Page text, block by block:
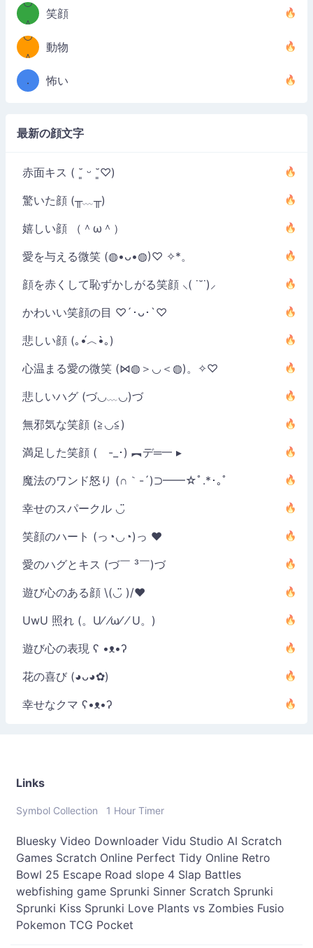
＾
笑顔
º◡º
＾
❁)
動物
（／
．
怖い
最新の顔文字
赤面キス ( ˘͈ ᵕ ˘͈♡)
驚いた顔 (╥﹏╥)
嬉しい顔 （＾ω＾）
愛を与える微笑 (◍•ᴗ•◍)♡ ✧*。
顔を赤くして恥ずかしがる笑顔 ⸜( ˙˘˙)⸝
かわいい笑顔の目 ♡´･ᴗ･`♡
悲しい顔 (｡•́︿•̀｡)
心温まる愛の微笑 (⋈◍＞◡＜◍)。✧♡
悲しいハグ (づ◡﹏◡)づ
無邪気な笑顔 (≧◡≦)
満足した笑顔 ( -_･) ︻デ═一 ▸
魔法のワンド怒り (∩｀-´)⊃━━☆ﾟ.*･｡ﾟ
幸せのスパークル ◡̈
笑顔のハート (っ◔◡◔)っ ♥
愛のハグとキス (づ￣ ³￣)づ
遊び心のある顔 \(◡̈ )/♥︎
UwU 照れ (。U⁄ ⁄ω⁄ ⁄ U。)
遊び心の表現 ʕ •ᴥ•ʔ
花の喜び (◕ᴗ◕✿)
幸せなクマ ʕ•ᴥ•ʔ
Links
Symbol Collection 1 Hour Timer
Bluesky Video Downloader Vidu Studio AI Scratch
Games Scratch Online Perfect Tidy Online Retro
Bowl 25 Escape Road slope 4 Slap Battles
webfishing game Sprunki Sinner Scratch Sprunki
Sprunki Kiss Sprunki Love Plants vs Zombies Fusio
Pokemon TCG Pocket